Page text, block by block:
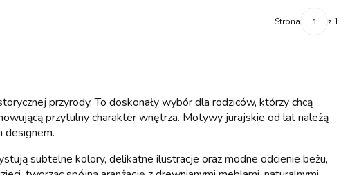
Strona z 1
przyrody. To doskonały wybór dla rodziców, którzy chcą
przytulny charakter wnętrza. Motywy jurajskie od lat należą
designem.
subtelne kolory, delikatne ilustracje oraz modne odcienie beżu,